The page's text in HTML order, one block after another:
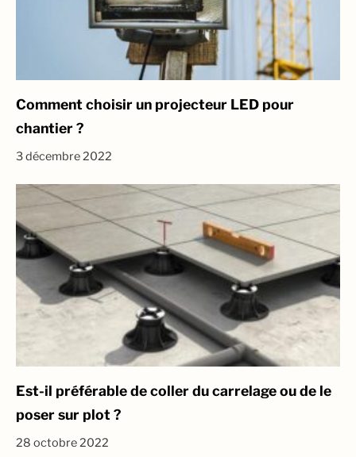
Comment choisir un projecteur LED pour
chantier ?
3 décembre 2022
Est-il préférable de coller du carrelage ou de le
poser sur plot ?
28 octobre 2022